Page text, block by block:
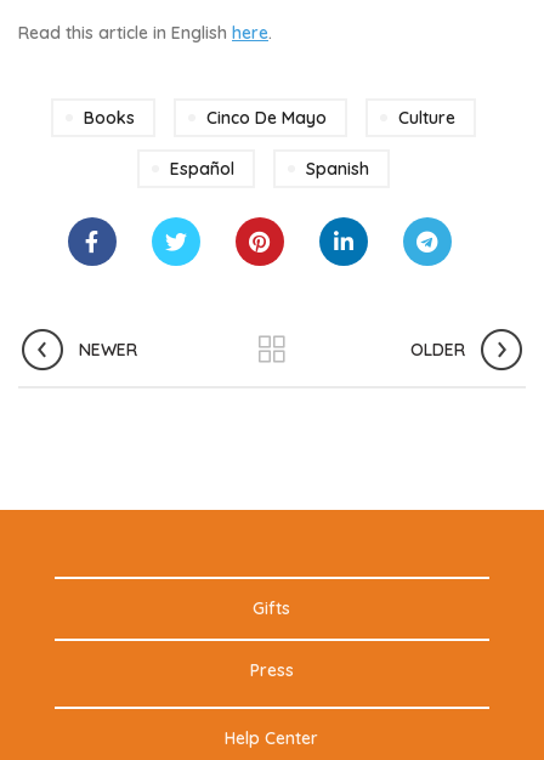
Read this article in English here.
Books Cinco De Mayo Culture
Español Spanish
NEWER OLDER
Gifts
Press
Help Center